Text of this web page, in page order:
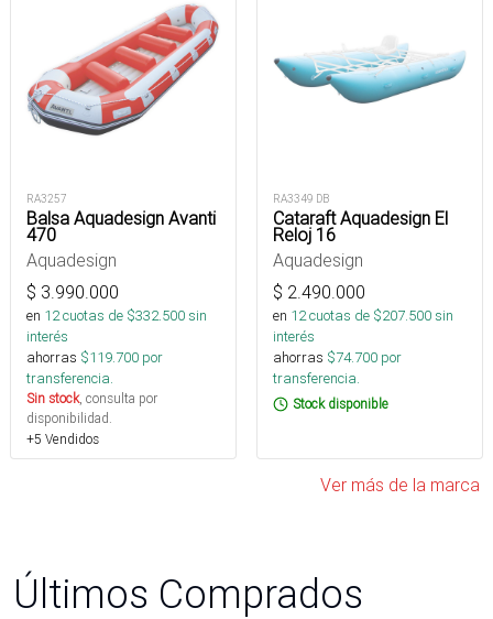
RA3257
Balsa Aquadesign Avanti
470
Aquadesign
$ 3.990.000
en 12cuotas de $332.500sin
interés
ahorras $119.700 por
transferencia.
Sin stock, consulta por
disponibilidad.
+5 Vendidos
RA3349 DB
Cataraft Aquadesign El
Reloj 16
Aquadesign
$ 2.490.000
en 12cuotas de $207.500sin
interés
ahorras $74.700 por
transferencia.
Stock disponible
Ver más de la marca
Últimos Comprados